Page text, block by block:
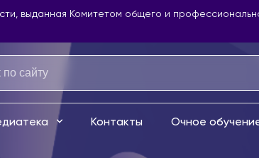
выданная Комитетом общего и
Контакты Очное